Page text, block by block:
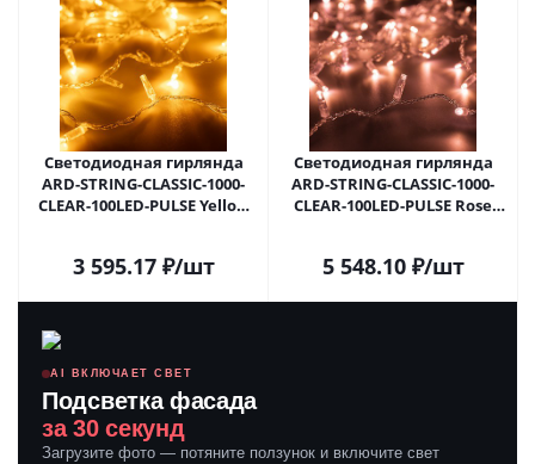
Светодиодная гирлянда
ARD-STRING-CLASSIC-1000-
CLEAR-100LED-PULSE Yellow
3 595.17₽/шт
Светодиодная гирлянда
ARD-STRING-CLASSIC-1000-
CLEAR-100LED-PULSE Rose
5 548.10₽/шт
AI ВКЛЮЧАЕТ СВЕТ
Подсветка фасада
за 30 секунд
Загрузите фото — потяните ползунок и включите свет